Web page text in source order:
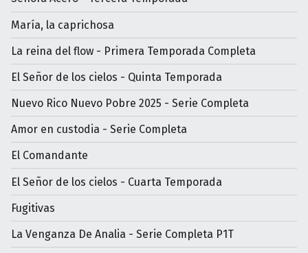
María, la caprichosa
La reina del flow - Primera Temporada Completa
El Señor de los cielos - Quinta Temporada
Nuevo Rico Nuevo Pobre 2025 - Serie Completa
Amor en custodia - Serie Completa
El Comandante
El Señor de los cielos - Cuarta Temporada
Fugitivas
La Venganza De Analia - Serie Completa P1T